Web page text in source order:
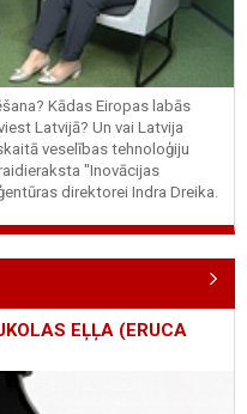
Kādas Eiropas labās
Latvijā? Un vai Latvija
veselības tehnoloģiju
"Inovācijas
direktorei Indra Dreika.
EĻĻA (ERUCA